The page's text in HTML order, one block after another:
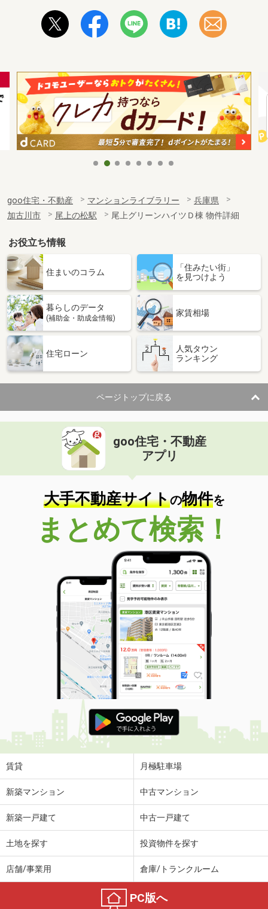
goo住宅・不動産 マンションライブラリー
兵庫県
加古川市
尾上の松駅 尾上グリーンハイツＤ棟 物件詳細
お役立ち情報
住まいのコラム
「住みたい街」
を見つけよう
暮らしのデータ
(補助金・助成金情報)
家賃相場
住宅ローン
人気タウン
ランキング
ページトップに戻る
goo住宅・不動産
アプリ
大手不動産サイトの物件を
まとめて検索！
賃貸 月極駐車場
新築マンション 中古マンション
新築一戸建て 中古一戸建て
土地を探す 投資物件を探す
店舗/事業用 倉庫/トランクルーム
PC版へ